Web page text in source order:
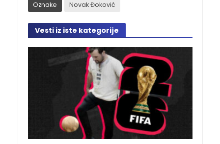
Oznake Novak Đoković
Vesti iz iste kategorije